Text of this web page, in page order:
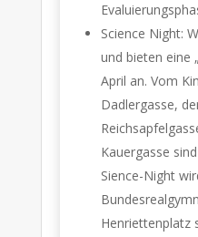
Science Night:
und bieten eine
April an. Vom
Dadlergasse,
Kauergasse
Sience-Night
Henriettenplatz